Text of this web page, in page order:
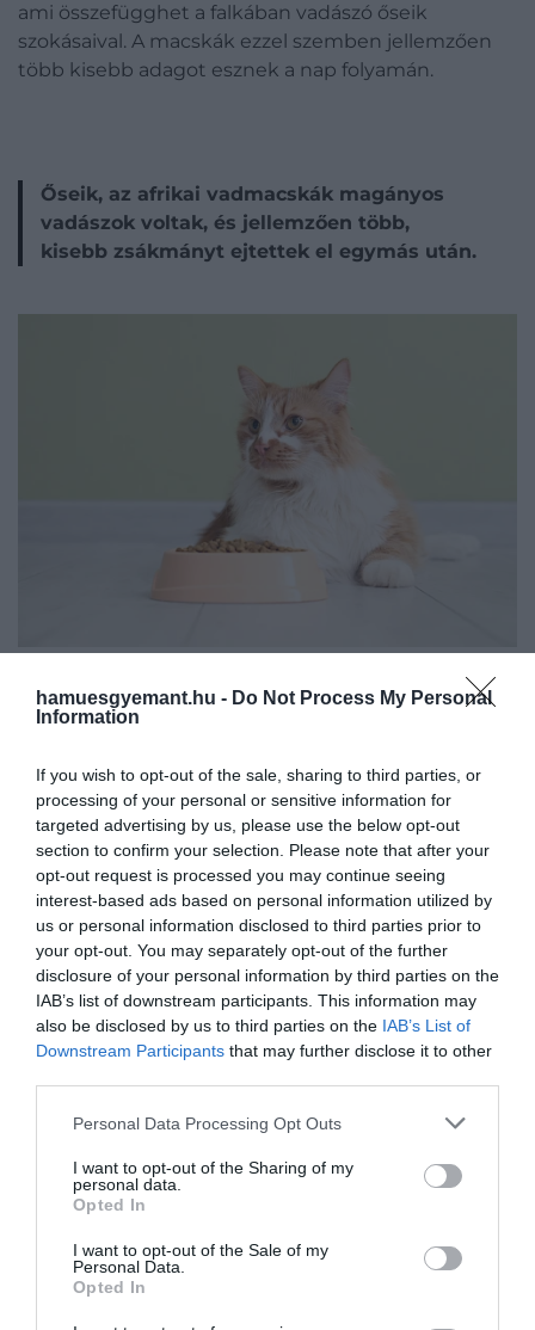
hamuesgyemant.hu - Do Not Process My Personal
Information
If you wish to opt-out of the sale, sharing to third parties, or
processing of your personal or sensitive information for
targeted advertising by us, please use the below opt-out
section to confirm your selection. Please note that after your
opt-out request is processed you may continue seeing
interest-based ads based on personal information utilized by
us or personal information disclosed to third parties prior to
your opt-out. You may separately opt-out of the further
disclosure of your personal information by third parties on the
IAB’s list of downstream participants. This information may
also be disclosed by us to third parties on the IAB’s List of
Downstream Participants that may further disclose it to other
Please note that this website/app uses one or more Google
not limited to your visit or usage behaviour. You may click to
grant or deny consent to Google and its third-party tags to
use your data for below specified purposes in below Google
consent section.
Personal Data Processing Opt Outs
I want to opt-out of the Sharing of my
personal data.
Opted In
I want to opt-out of the Sale of my
Personal Data.
Opted In
ami összefügghet a falkában vadászó őseik
szokásaival. A macskák ezzel szemben jellemzően
több kisebb adagot esznek a nap folyamán.
Őseik, az afrikai vadmacskák magányos
vadászok voltak, és jellemzően több,
kisebb zsákmányt ejtettek el egymás után.
Fotó:Pixel-Shot/Shutterstock.com
A vizsgálatban 12 egészséges, keverék
házimacskát figyeltek meg. Az állatok kontrollált
körülmények között, 16 órás koplalás után 20
gramm száraz eledelt kaptak. A kutatókat
meglepte, hogy mindössze négy macska ette meg
a teljes adagot 10 percen belül.A többiek akkor is
abbahagyták az evést, amikor elvileg éhesnek
kellett volna lenniük– írja aScienceAlert. Ezután
különböző macskaeledeleket teszteltek, amelyek
ehettek, majd 10 perc szünet következett üres tállal.
kapták,fokozatosan kevesebbet ettek belőle
Amikor viszont sorban különböző ételeket tettek
eléjük, nőtt a fogyasztásuk.
A legérdekesebb eredmény akkor született, amikor
a macskák öt cikluson át ugyanazt az eledelt